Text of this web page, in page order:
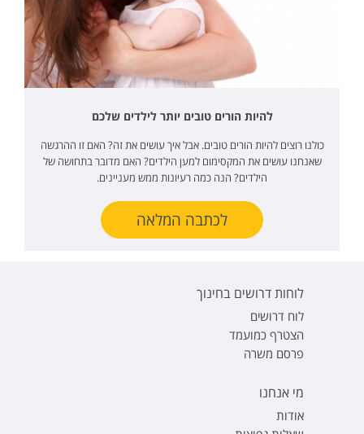
להיות הורים טובים יותר לילדים שלכם
כולנו רוצים להיות הורים טובים. אבל איך עושים את זה? האם זו ההרגשה
שאנחנו עושים את המקסימום למען הילדים? האם מדובר בתחושה של
הילדים? הנה כמה רעיונות ממש מעניינים.
לכתבה המלאה
לוחות דרושים בחינוך
לוח דרושים
הצטרף כמועמד
פרסם משרה
מי אנחנו
אודות